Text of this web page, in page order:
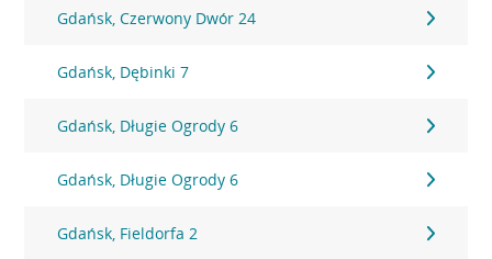
Gdańsk, Czerwony Dwór 24
Gdańsk, Dębinki 7
Gdańsk, Długie Ogrody 6
Gdańsk, Długie Ogrody 6
Gdańsk, Fieldorfa 2